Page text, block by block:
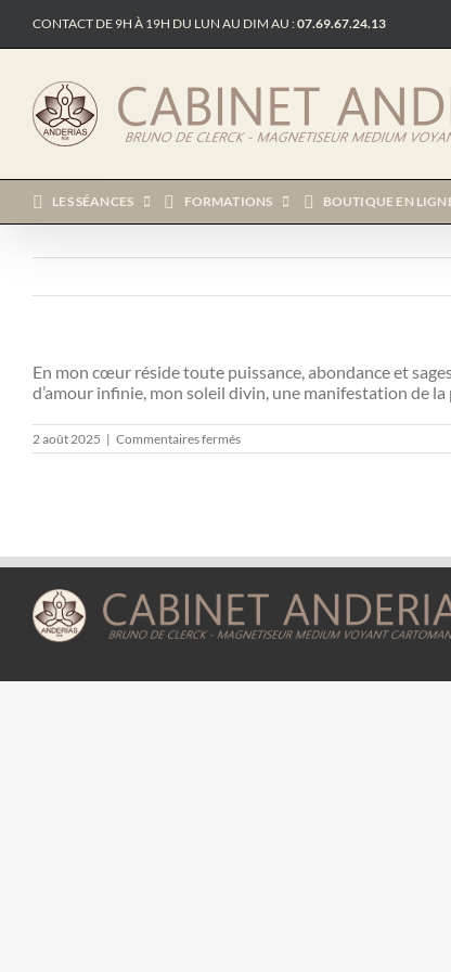
contenu
CONTACT DE 9H À 19H DU LUN AU DIM AU :07.69.67.24.13
LES SÉANCES FORMATIONS BOUTIQUE EN
En mon cœur réside toute puissance, abondance et
d’amour infinie, mon soleil divin, une manifestation de
2 août 2025 | Commentaires ferméssur
Messages
Divin